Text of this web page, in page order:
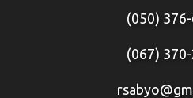
(050)
(067)